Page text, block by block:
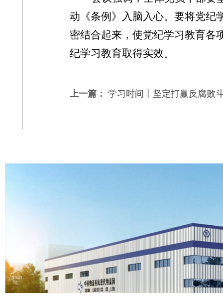
动《条例》入脑入心。要将党纪
密结合起来，使党纪学习教育各
纪学习教育取得实效。
上一篇： 学习时间丨坚定打赢反腐败